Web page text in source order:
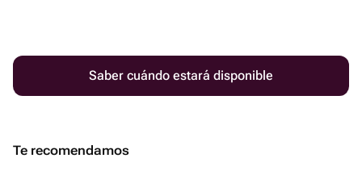
Saber cuándo estará disponible
Te recomendamos